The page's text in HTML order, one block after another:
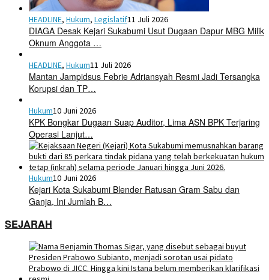
HEADLINE, Hukum, Legislatif11 Juli 2026
DIAGA Desak Kejari Sukabumi Usut Dugaan Dapur MBG Milik
Oknum Anggota …
HEADLINE, Hukum11 Juli 2026
Mantan Jampidsus Febrie Adriansyah Resmi Jadi Tersangka
Korupsi dan TP…
Hukum10 Juni 2026
KPK Bongkar Dugaan Suap Auditor, Lima ASN BPK Terjaring
Operasi Lanjut…
Hukum10 Juni 2026
Kejari Kota Sukabumi Blender Ratusan Gram Sabu dan
Ganja, Ini Jumlah B…
SEJARAH